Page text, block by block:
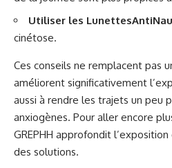
Utiliser les
cinétose.
Ces conseils ne remplacent pas
améliorent significativement
aussi à rendre les trajets un peu
anxiogènes. Pour aller encore
GREPHH approfondit
des solutions.